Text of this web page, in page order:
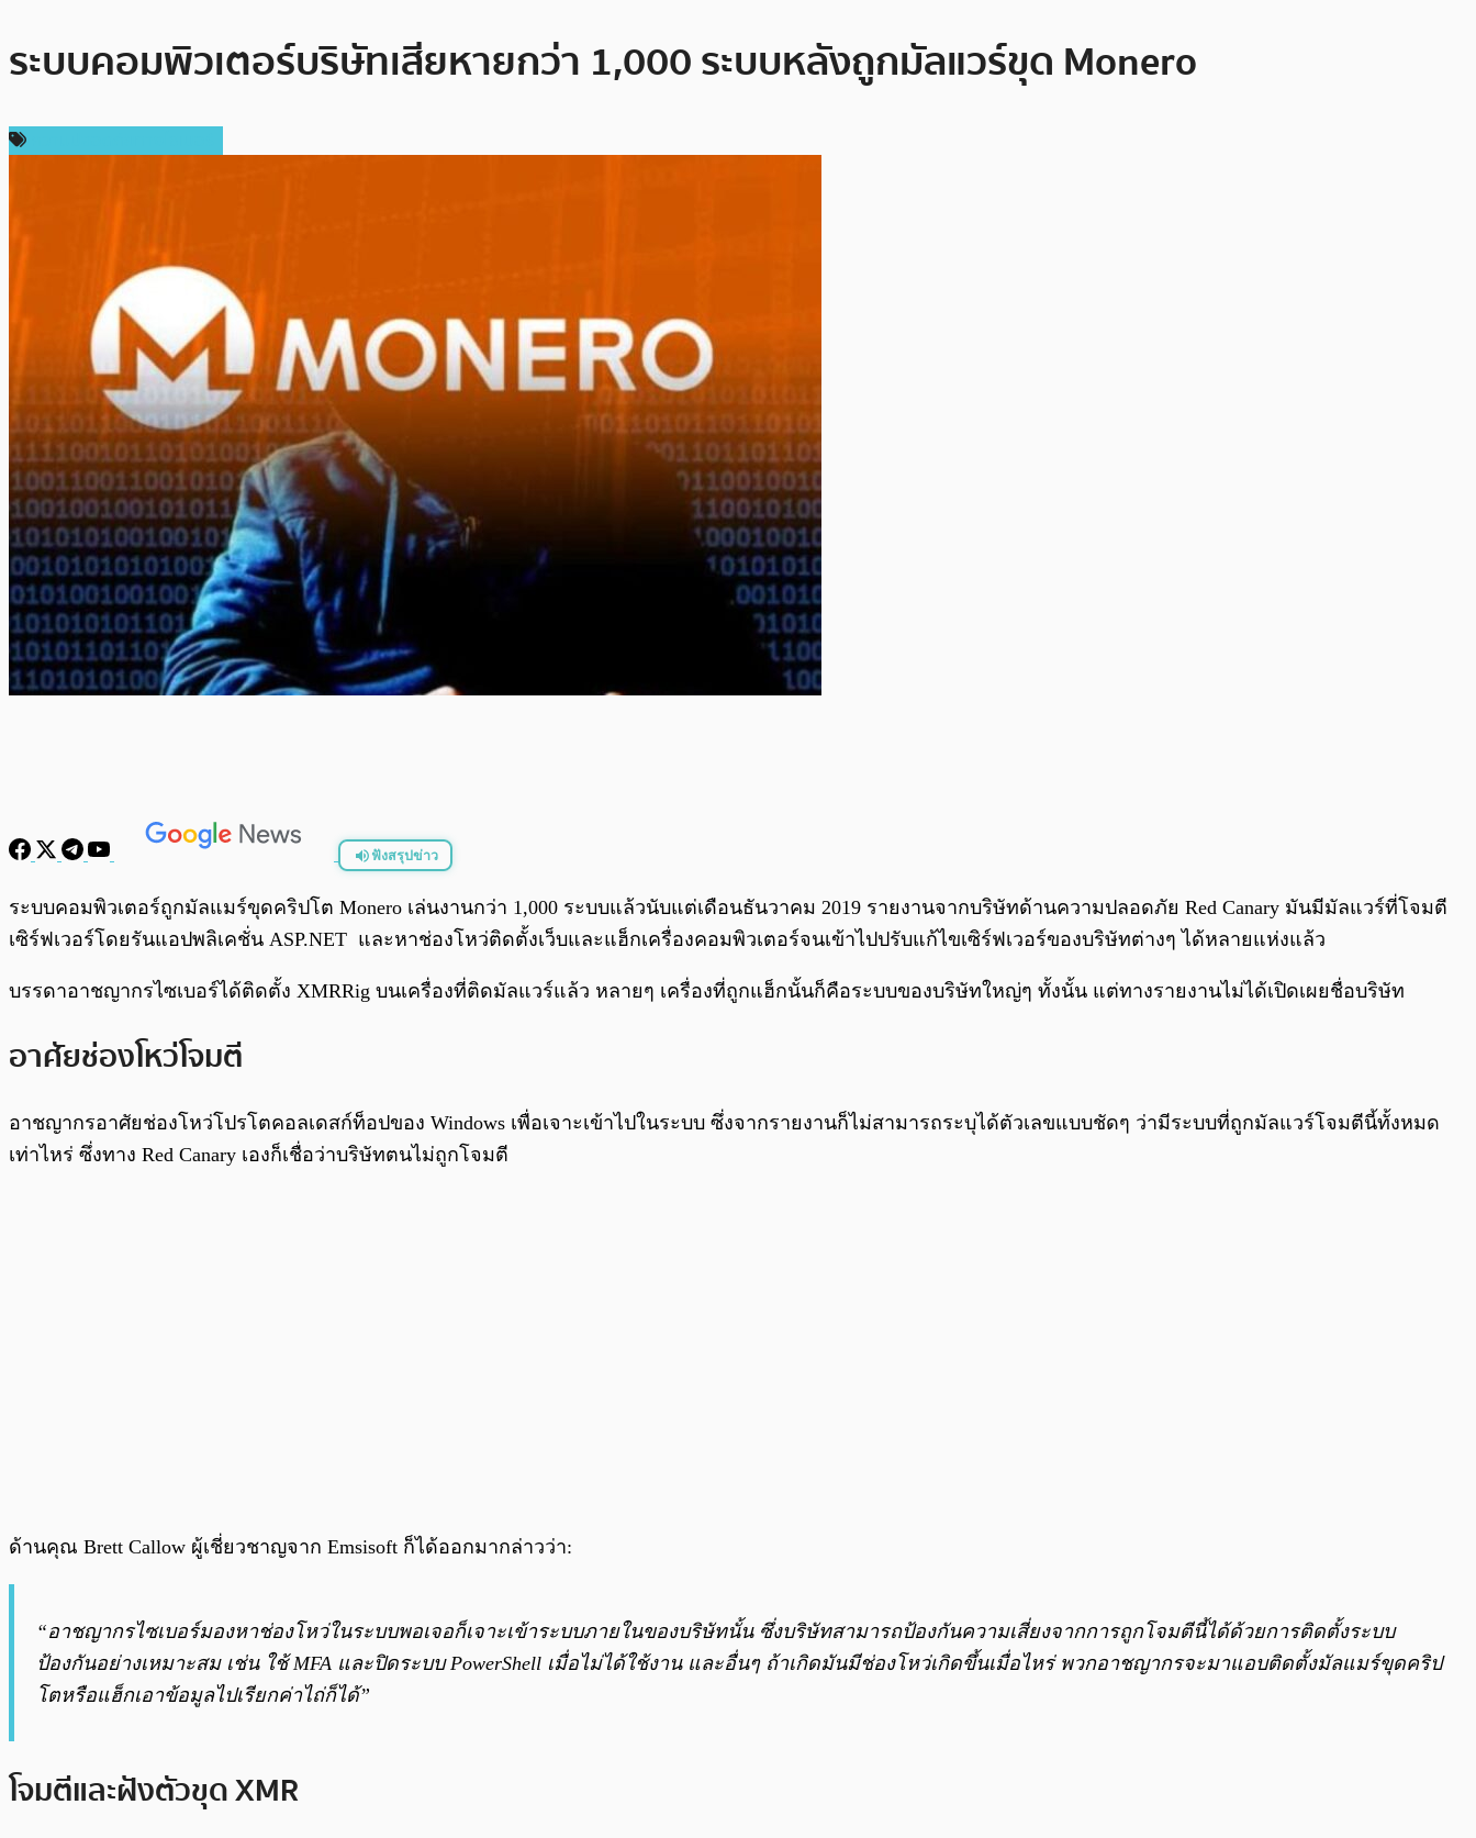
ระบบคอมพิวเตอร์บริษัทเสียหายกว่า 1,000 ระบบหลังถูกมัลแวร์ขุด Monero
ฟังสรุปข่าว
พร้อมเล่น 0:00 0:00
ระบบคอมพิวเตอร์ถูกมัลแมร์ขุดคริปโต Monero เล่นงานกว่า 1,000 ระบบแล้วนับแต่เดือนธันวาคม 2019 รายงานจากบริษัทด้านความปลอดภัย Red Canary มันมีมัลแวร์ที่โจมตี
เซิร์ฟเวอร์โดยรันแอปพลิเคชั่น ASP.NET และหาช่องโหว่ติดตั้งเว็บและแฮ็กเครื่องคอมพิวเตอร์จนเข้าไปปรับแก้ไขเซิร์ฟเวอร์ของบริษัทต่างๆ ได้หลายแห่งแล้ว
บรรดาอาชญากรไซเบอร์ได้ติดตั้ง XMRRig บนเครื่องที่ติดมัลแวร์แล้ว หลายๆ เครื่องที่ถูกแฮ็กนั้นก็คือระบบของบริษัทใหญ่ๆ ทั้งนั้น แต่ทางรายงานไม่ได้เปิดเผยชื่อบริษัท
อาศัยช่องโหว่โจมตี
อาชญากรอาศัยช่องโหว่โปรโตคอลเดสก์ท็อปของ Windows เพื่อเจาะเข้าไปในระบบ ซึ่งจากรายงานก็ไม่สามารถระบุได้ตัวเลขแบบชัดๆ ว่ามีระบบที่ถูกมัลแวร์โจมตีนี้ทั้งหมด
เท่าไหร่ ซึ่งทาง Red Canary เองก็เชื่อว่าบริษัทตนไม่ถูกโจมตี
ด้านคุณ Brett Callow ผู้เชี่ยวชาญจาก Emsisoft ก็ได้ออกมากล่าวว่า:
“อาชญากรไซเบอร์มองหาช่องโหว่ในระบบพอเจอก็เจาะเข้าระบบภายในของบริษัทนั้น ซึ่งบริษัทสามารถป้องกันความเสี่ยงจากการถูกโจมตีนี้ได้ด้วยการติดตั้งระบบ
ป้องกันอย่างเหมาะสม เช่น ใช้ MFA และปิดระบบ PowerShell เมื่อไม่ได้ใช้งาน และอื่นๆ ถ้าเกิดมันมีช่องโหว่เกิดขึ้นเมื่อไหร่ พวกอาชญากรจะมาแอบติดตั้งมัลแมร์ขุดคริป
โตหรือแฮ็กเอาข้อมูลไปเรียกค่าไถ่ก็ได้”
โจมตีและฝังตัวขุด XMR